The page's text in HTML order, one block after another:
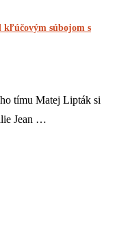
kľúčovým súbojom s
tímu Matej Lipták si
Jean …